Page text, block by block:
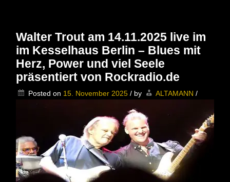
startet
ganz
groß
durch
–
Wir
Walter Trout am 14.11.2025 live im
im Kesselhaus Berlin – Blues mit
Herz, Power und viel Seele
präsentiert von Rockradio.de
Posted on 15. November 2025 / by ALTAMANN /